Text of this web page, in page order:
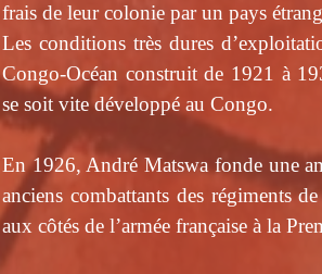
frais de leur colonie par un pays
Les conditions très dures
Congo-Océan construit de 1921 à
se soit vite développé au Congo.
En 1926, André Matswa fonde une
anciens combattants des régiments
aux côtés de l’armée française à la